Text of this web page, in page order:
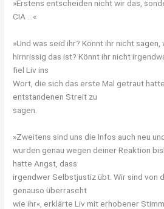
»Erstens entscheiden nicht wir das,
CIA …«
»Und was seid ihr? Könnt ihr nicht sagen,
hirnrissig das ist? Könnt ihr nicht
fiel Liv ins
Wort, die sich das erste Mal getraut
entstandenen Streit zu
sagen.
»Zweitens sind uns die Infos auch neu
wurden genau wegen deiner Reaktion
hatte Angst, dass
irgendwer Selbstjustiz übt. Wir sind von
genauso überrascht
wie ihr«, erklärte Liv mit erhobener